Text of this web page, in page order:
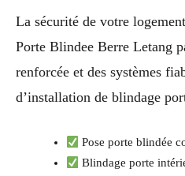
La sécurité de votre
Porte Blindee Berre Letang
renforcée et des systèmes
d’installation de blindage
Pose porte blindée
Blindage porte